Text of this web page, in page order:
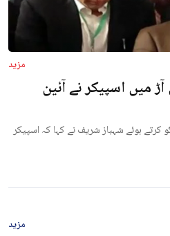
مزید
میں اسپیکر نے آئین
کرتے ہوئے شہباز شریف نے کہا کہ اسپیکر
مزید